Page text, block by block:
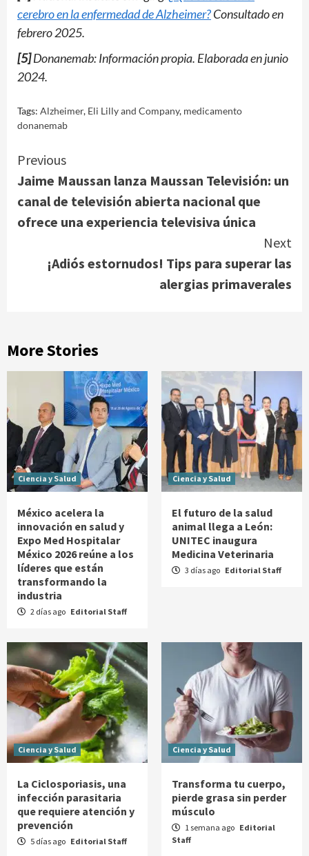
cerebro en la enfermedad de Alzheimer?Consultado en
febrero 2025.
[5]Donanemab: Información propia. Elaborada en junio
2024.
Tags: Alzheimer, Eli Lilly and Company, medicamento
donanemab
Continue
Reading
Previous
Jaime Maussan lanza Maussan Televisión: un
canal de televisión abierta nacional que
ofrece una experiencia televisiva única
Next
¡Adiós estornudos! Tips para superar las
alergias primaverales
More Stories
Ciencia y Salud
México acelera la
innovación en salud y
Expo Med Hospitalar
México 2026 reúne a los
líderes que están
transformando la
industria
2 días ago Editorial Staff
Ciencia y Salud
El futuro de la salud
animal llega a León:
UNITEC inaugura
Medicina Veterinaria
3 días ago Editorial Staff
Ciencia y Salud
La Ciclosporiasis, una
infección parasitaria
que requiere atención y
prevención
5 días ago Editorial Staff
Ciencia y Salud
Transforma tu cuerpo,
pierde grasa sin perder
músculo
1 semana ago Editorial
Staff